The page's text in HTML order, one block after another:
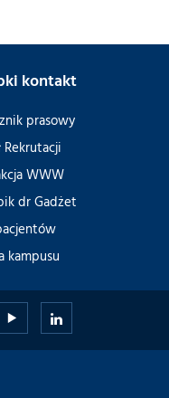
kontakt
prasowy
Rekrutacji
WWW
dr Gadżet
kampusu
Gdański
Uniwersytet
Gdański
Uniwersytet